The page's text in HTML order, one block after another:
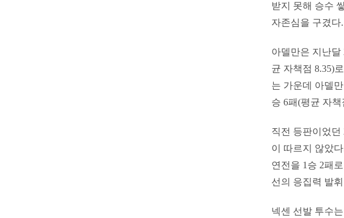
받지 못해 승수
자존심을 구겼다
아델만은 지난달
균 자책점 8.35)
는 가운데 아델
승 6패(평균 자
직전 등판이었던
이 따르지 않았
연전을 1승 2패
선의 응집력 발
넥센 선발 투수